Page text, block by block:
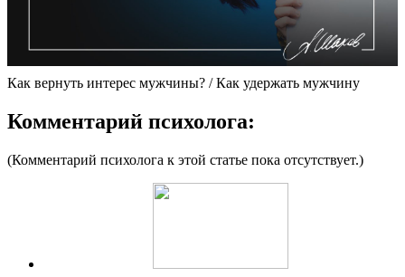
Как вернуть интерес мужчины? / Как удержать мужчину
Комментарий психолога:
(Комментарий психолога к этой статье пока отсутствует.)